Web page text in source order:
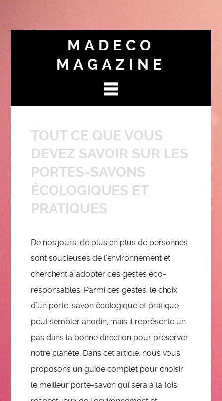
MADECO
MAGAZINE
TOUT CE QUE VOUS
DEVEZ SAVOIR SUR LES
PORTES-SAVONS
ÉCOLOGIQUES ET
PRATIQUES
De nos jours, de plus en plus de personnes
sont soucieuses de l’environnement et
cherchent à adopter des gestes éco-
responsables. Parmi ces gestes, le choix
d’un porte-savon écologique et pratique
peut sembler anodin, mais il représente un
pas dans la bonne direction pour préserver
notre planète. Dans cet article, nous vous
proposons un guide complet pour choisir
le meilleur porte-savon qui sera à la fois